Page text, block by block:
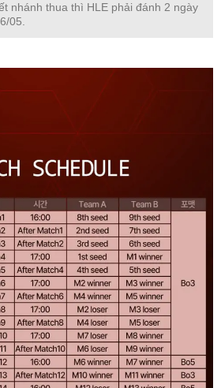
nhánh thua thì HLE phải đánh 2 ngày
05.